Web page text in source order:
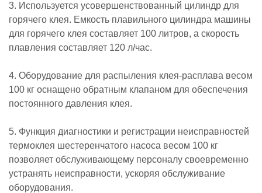
3. Используется усовершенствованный цилиндр для
горячего клея. Емкость плавильного цилиндра машины
для горячего клея составляет 100 литров, а скорость
плавления составляет 120 л/час.
4. Оборудование для распыления клея-расплава весом
100 кг оснащено обратным клапаном для обеспечения
постоянного давления клея.
5. Функция диагностики и регистрации неисправностей
термоклея шестеренчатого насоса весом 100 кг
позволяет обслуживающему персоналу своевременно
устранять неисправности, ускоряя обслуживание
оборудования.